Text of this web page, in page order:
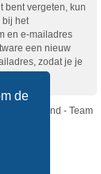
de
bent vergeten, kun
bij het
en e-mailadres
een nieuw
zodat je je
Nederland - Team